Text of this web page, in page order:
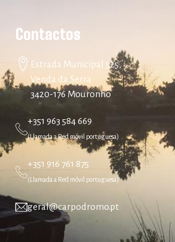
Contactos
Estrada Municipal 525,
Venda da Serra
3420-176 Mouronho
+351 963 584 669
(Llamada a Red móvil portuguesa)
+351 916 761 875
(Llamada a Red móvil portuguesa)
geral@carpodromo.pt